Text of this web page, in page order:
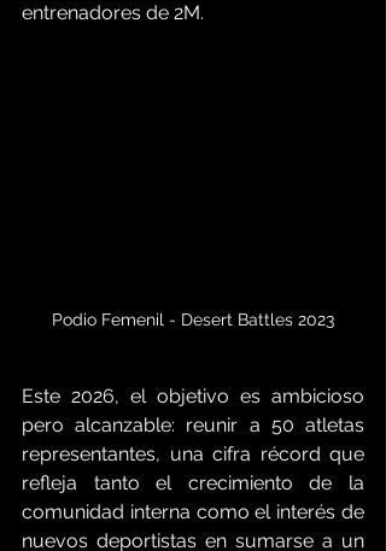
entrenadores de 2M.
Podio Femenil - Desert Battles 2023
Este 2026, el objetivo es ambicioso
pero alcanzable: reunir a 50 atletas
representantes, una cifra récord que
refleja tanto el crecimiento de la
comunidad interna como el interés de
nuevos deportistas en sumarse a un